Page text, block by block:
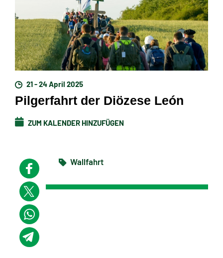
21 - 24 April 2025
Pilgerfahrt der Diözese León
ZUM KALENDER HINZUFÜGEN
Wallfahrt